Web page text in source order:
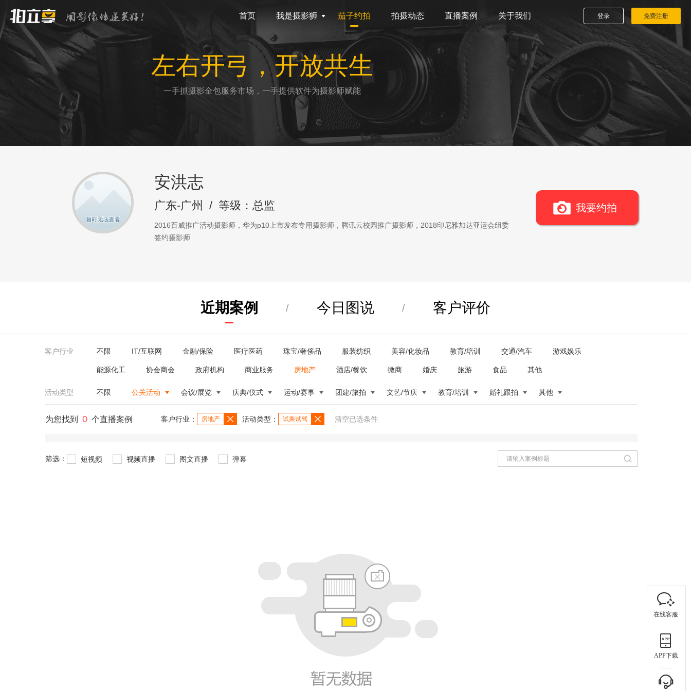
首页 我是摄影狮 茄子约拍 拍摄动态 直播案例 关于我们 登录 免费注册
左右开弓，开放共生
一手抓摄影全包服务市场，一手提供软件为摄影师赋能
安洪志
广东-广州 / 等级：总监
2016百威推广活动摄影师，华为p10上市发布专用摄影师，腾讯云校园推广摄影师，2018印尼雅加达亚运会组委
签约摄影师
我要约拍
近期案例 / 今日图说 / 客户评价
客户行业 不限 IT/互联网 金融/保险 医疗医药 珠宝/奢侈品 服装纺织 美容/化妆品 教育/培训 交通/汽车 游戏娱乐
能源化工 协会商会 政府机构 商业服务 房地产 酒店/餐饮 微商 婚庆 旅游 食品 其他
活动类型 不限 公关活动 会议/展览 庆典/仪式 运动/赛事 团建/旅拍 文艺/节庆 教育/培训 婚礼跟拍 其他
为您找到 0 个直播案例 客户行业： 房地产 活动类型： 试乘试驾 清空已选条件
筛选： 短视频 视频直播 图文直播 弹幕
在线客服
APP下载